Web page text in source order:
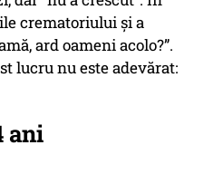
crematoriului și a
ard oameni acolo?”.
lucru nu este adevărat:
ani